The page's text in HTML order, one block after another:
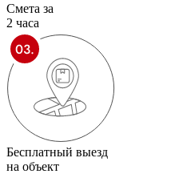
Смета за
2 часа
Бесплатный выезд
на объект